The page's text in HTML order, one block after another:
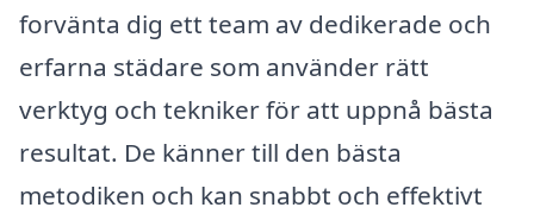
forvänta dig ett team av dedikerade och
erfarna städare som använder rätt
verktyg och tekniker för att uppnå bästa
resultat. De känner till den bästa
metodiken och kan snabbt och effektivt